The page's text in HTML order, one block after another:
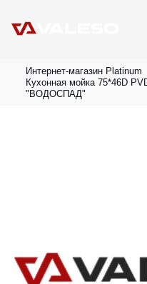
Интернет-магазин Platinum
Кухонная мойка 75*46D
"ВОДОСПАД"